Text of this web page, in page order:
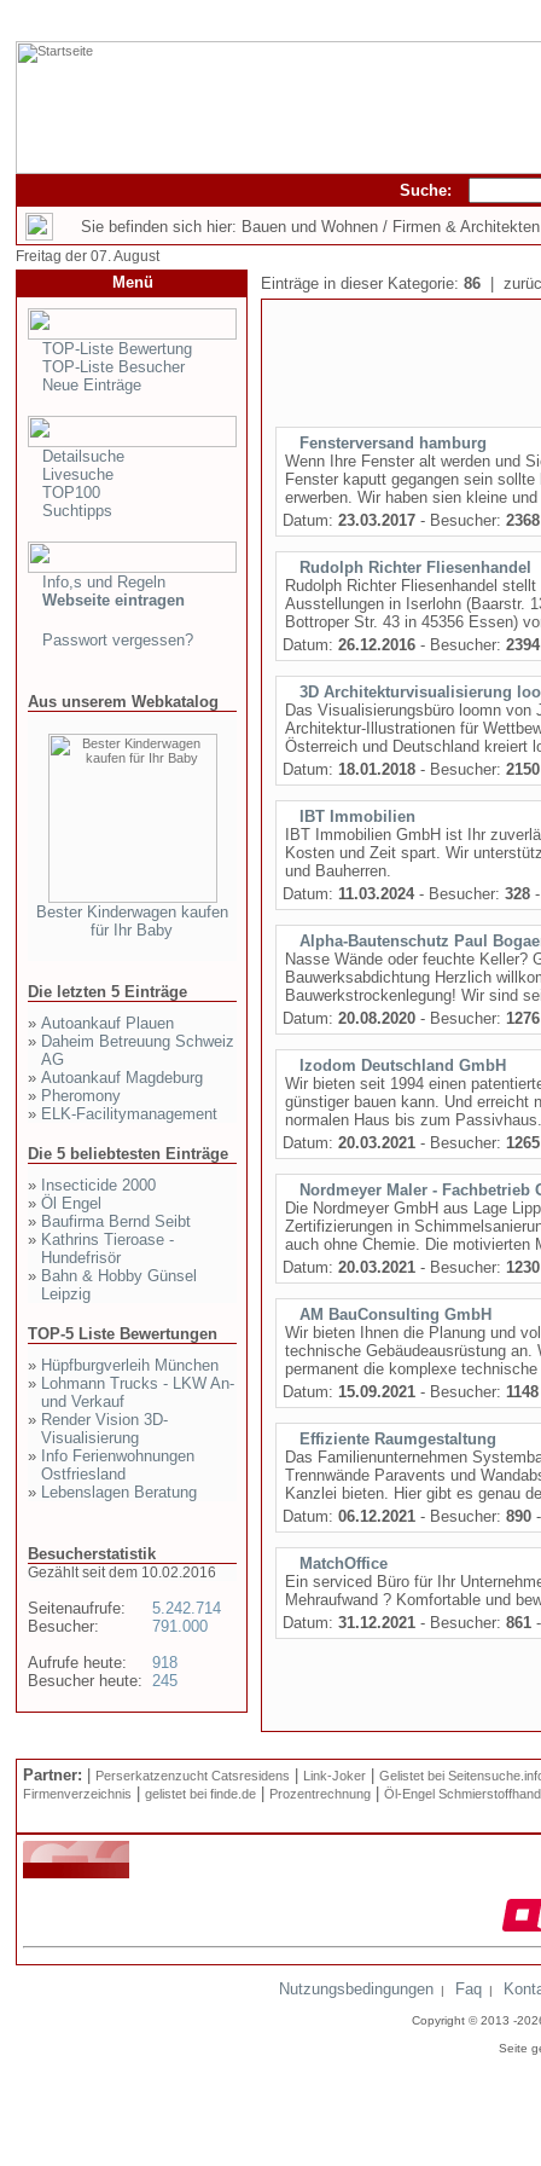
Suche:
Sie befinden sich hier: Bauen und Wohnen / Firmen & Architekten
Freitag der 07. August
Menü
TOP-Liste Bewertung
TOP-Liste Besucher
Neue Einträge
Detailsuche
Livesuche
TOP100
Suchtipps
Info,s und Regeln
Webseite eintragen
Passwort vergessen?
Aus unserem Webkatalog
Bester Kinderwagen kaufen
für Ihr Baby
Die letzten 5 Einträge
» Autoankauf Plauen
» Daheim Betreuung Schweiz
AG
» Autoankauf Magdeburg
» Pheromony
» ELK-Facilitymanagement
Die 5 beliebtesten Einträge
» Insecticide 2000
» Öl Engel
» Baufirma Bernd Seibt
» Kathrins Tieroase -
Hundefrisör
» Bahn & Hobby Günsel
Leipzig
TOP-5 Liste Bewertungen
» Hüpfburgverleih München
» Lohmann Trucks - LKW An-
und Verkauf
» Render Vision 3D-
Visualisierung
» Info Ferienwohnungen
Ostfriesland
» Lebenslagen Beratung
Besucherstatistik
Gezählt seit dem 10.02.2016
Seitenaufrufe:
Besucher:
Aufrufe heute:
Besucher heute:
5.242.714
791.000
918
245
Einträge in dieser Kategorie: 86 |
Fensterversand hamburg
Wenn Ihre Fenster alt werden und
Fenster kaputt gegangen sein
erwerben. Wir haben sien kleine
Datum: 23.03.2017 - Besucher: 2368
Rudolph Richter Fliesenhandel
Rudolph Richter Fliesenhandel
Ausstellungen in Iserlohn (Baarstr.
Bottroper Str. 43 in 45356 Essen)
Datum: 26.12.2016 - Besucher: 2394
3D Architekturvisualisierung
Das Visualisierungsbüro loomn
Architektur-Illustrationen für
Österreich und Deutschland kreiert
Datum: 18.01.2018 - Besucher: 2150
IBT Immobilien
IBT Immobilien GmbH ist Ihr
Kosten und Zeit spart. Wir
und Bauherren.
Datum: 11.03.2024- Besucher: 328
Alpha-Bautenschutz Paul
Nasse Wände oder feuchte Keller?
Bauwerksabdichtung Herzlich
Bauwerkstrockenlegung! Wir sind
Datum: 20.08.2020 - Besucher: 1276
Izodom Deutschland GmbH
Wir bieten seit 1994 einen
günstiger bauen kann. Und erreicht
normalen Haus bis zum
Datum: 20.03.2021 - Besucher: 1265
Nordmeyer Maler - Fachbetrieb
Die Nordmeyer GmbH aus Lage
Zertifizierungen in
auch ohne Chemie. Die motivierten
Datum: 20.03.2021 - Besucher: 1230
AM BauConsulting GmbH
Wir bieten Ihnen die Planung und
technische Gebäudeausrüstung
permanent die komplexe
Datum: 15.09.2021 - Besucher: 1148
Effiziente Raumgestaltung
Das Familienunternehmen
Trennwände Paravents und
Kanzlei bieten. Hier gibt es genau
Datum: 06.12.2021 - Besucher: 890
MatchOffice
Ein serviced Büro für Ihr
Mehraufwand ? Komfortable und
Datum: 31.12.2021 - Besucher: 861
Partner: Perserkatzenzucht Catsresidens Link-Joker
Gelistet bei
Firmenverzeichnis
gelistet bei finde.de Prozentrechnung Öl-Engel
Nutzungsbedingungen | Faq |
Copyright © 2013 -
Seite